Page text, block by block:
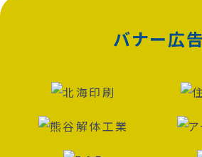
バナー広告